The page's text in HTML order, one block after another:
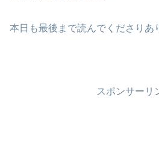
本日も最後まで読んでくださりあ
スポンサーリ